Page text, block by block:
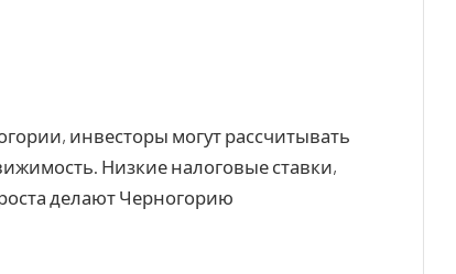
инвесторы могут рассчитывать
Низкие налоговые ставки,
делают Черногорию